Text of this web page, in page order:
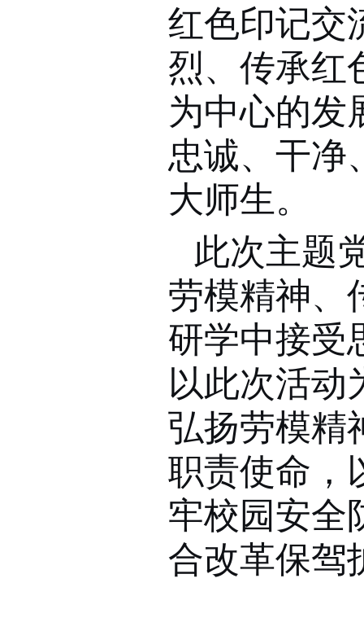
红色印记交
烈、传承红
为中心的发
忠诚、干净
大师生。
此次主题
劳模精神、
研学中接受
以此次活动
弘扬劳模精
职责使命，
牢校园安全
合改革保驾